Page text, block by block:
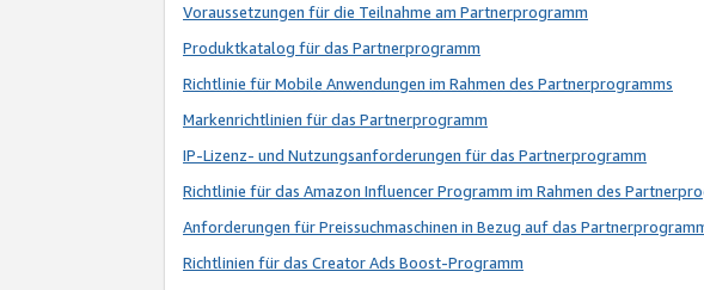
Voraussetzungen für die Teilnahme am Partnerprogramm
Produktkatalog für das Partnerprogramm
Richtlinie für Mobile Anwendungen im Rahmen des Partnerprogramms
Markenrichtlinien für das Partnerprogramm
IP-Lizenz- und Nutzungsanforderungen für das Partnerprogramm
Richtlinie für das Amazon Influencer Programm im Rahmen des
Anforderungen für Preissuchmaschinen in Bezug auf das
Richtlinien für das Creator Ads Boost-Programm